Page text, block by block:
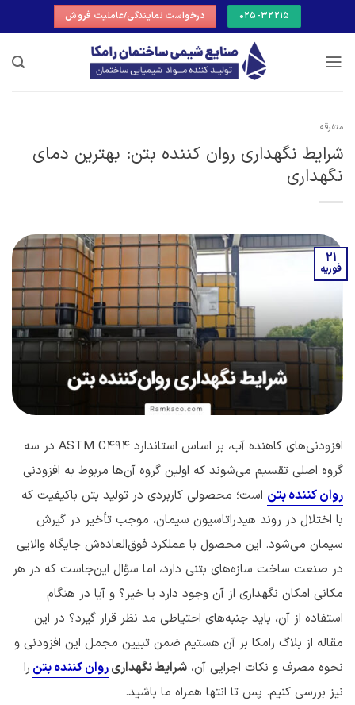
to
025-32215 درخواست نمایندگی/عاملیت فروش
متفرقه
شرایط نگهداری روان کننده بتن: بهترین دمای
نگهداری
21
فوریه
افزودنی‌های کاهنده آب، بر اساس استاندارد ASTM C494 در سه
گروه اصلی تقسیم می‌شوند که اولین گروه آن‌ها مربوط به افزودنی
روان کننده بتن است؛ محصولی کاربردی در تولید بتن باکیفیت که
با اختلال در روند هیدراتاسیون سیمان، موجب تأخیر در گیرش
سیمان می‌شود. این محصول با عملکرد فوق‌العاده‌ش جایگاه والایی
در صنعت ساخت سازه‌های بتنی دارد، اما سؤال این‌جاست که در هر
مکانی امکان نگهداری از آن وجود دارد یا خیر؟ و آیا در هنگام
استفاده از آن، باید جنبه‌های احتیاطی مد نظر قرار گیرد؟ در این
مقاله از بلاگ رامکا بر آن هستیم ضمن تبیین مجمل این افزودنی و
نحوه مصرف و نکات اجرایی آن، شرایط نگهداریروان کننده بتن را
نیز بررسی کنیم. پس تا انتها همراه ما باشید.